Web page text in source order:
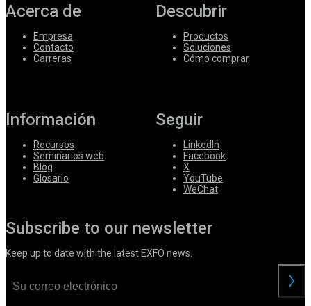
Acerca de
Empresa
Contacto
Carreras
Descubrir
Productos
Soluciones
Cómo comprar
Información
Recursos
Seminarios web
Blog
Glosario
Seguir
LinkedIn
Facebook
X
YouTube
WeChat
Subscribe to our newsletter
Keep up to date with the latest EXFO news.